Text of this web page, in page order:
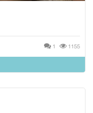
1 1155